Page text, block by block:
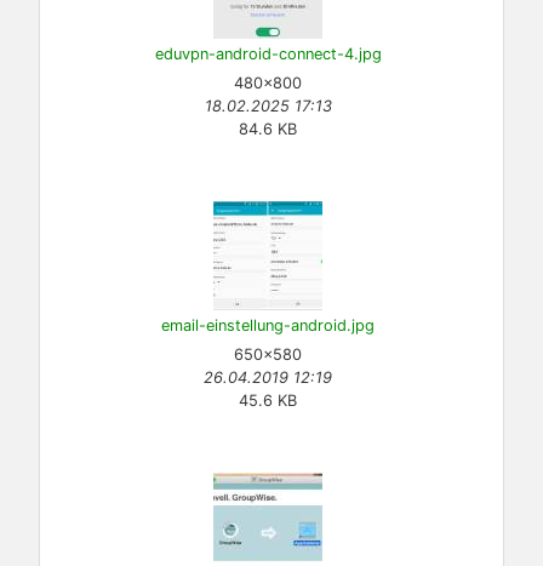
eduvpn-android-connect-4.jpg
480×800
18.02.2025 17:13
84.6 KB
email-einstellung-android.jpg
650×580
26.04.2019 12:19
45.6 KB